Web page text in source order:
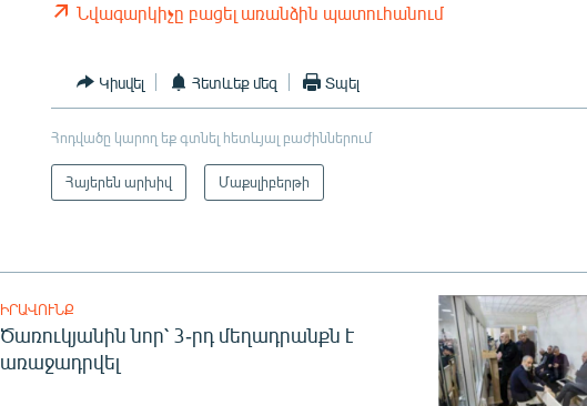
Նվագարկիչը բացել առանձին պատուհանում
Կիսվել Հետևեք մեզ Տպել
Հոդվածը կարող եք գտնել հետևյալ բաժիններում
Հայերեն արխիվ Մաքսլիբերթի
ԻՐԱՎՈՒՆՔ
Ծառուկյանին նոր՝ 3-րդ մեղադրանքն է
առաջադրվել